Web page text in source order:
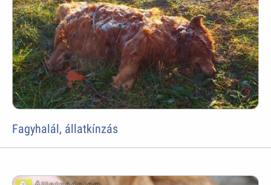
Fagyhalál, állatkínzás